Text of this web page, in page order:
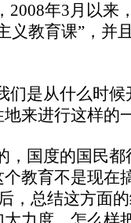
2008年3月以来
义教育课”，并
们是从什么时候
来进行这样的
，国度的国民
教育不是现在
，总结这方面